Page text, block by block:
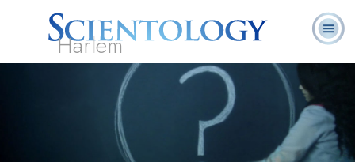
Harlem
¿Qué es
Scientology?
Ministros
Voluntarios
Preguntas
Frecuentes